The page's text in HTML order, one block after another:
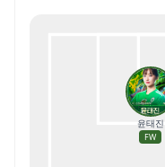
윤태진
FW